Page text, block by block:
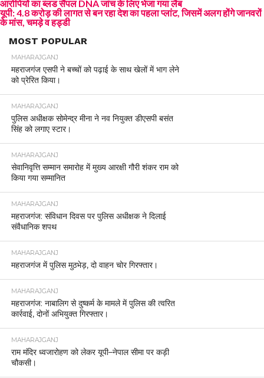
आरोपियों का ब्लड सैंपल DNA जांच के लिए भेजा गया लैब
यूपी: 4.8 करोड़ की लागत से बन रहा देश का पहला प्लांट, जिसमें अलग होंगे जानवरों
के मांस, चमड़े व हड्डी
MOST POPULAR
MAHARAJGANJ
महराजगंज एसपी ने बच्चों को पढ़ाई के साथ खेलों में भाग लेने
को प्रेरित किया।
MAHARAJGANJ
पुलिस अधीक्षक सोमेन्द्र मीना ने नव नियुक्त डीएसपी बसंत
सिंह को लगाए स्टार।
MAHARAJGANJ
सेवानिवृत्ति सम्मान समारोह में मुख्य आरक्षी गौरी शंकर राम को
किया गया सम्मानित
MAHARAJGANJ
महराजगंज: संविधान दिवस पर पुलिस अधीक्षक ने दिलाई
संवैधानिक शपथ
MAHARAJGANJ
महराजगंज में पुलिस मुठभेड़, दो वाहन चोर गिरफ्तार।
MAHARAJGANJ
महराजगंज: नाबालिग से दुष्कर्म के मामले में पुलिस की त्वरित
कार्रवाई, दोनों अभियुक्त गिरफ्तार।
MAHARAJGANJ
राम मंदिर ध्वजारोहण को लेकर यूपी–नेपाल सीमा पर कड़ी
चौकसी।